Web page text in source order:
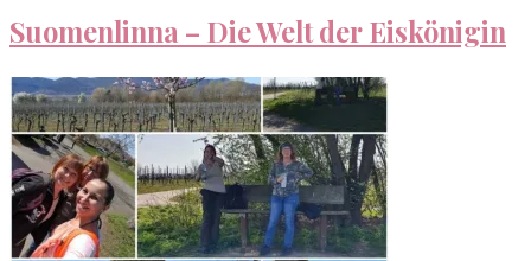
Suomenlinna – Die Welt der Eiskönigin